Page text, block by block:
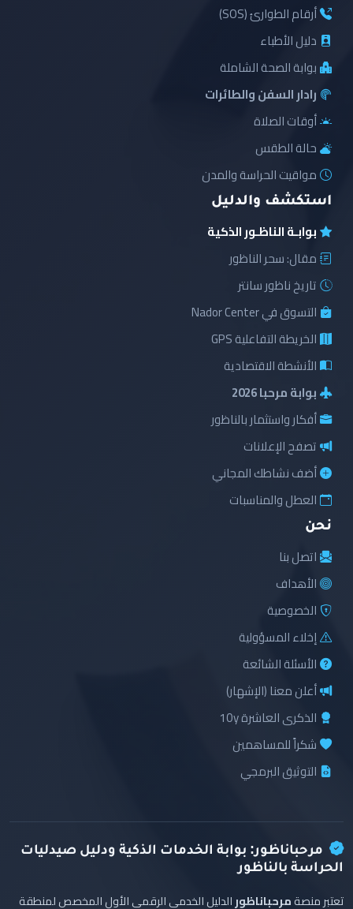
أرقام الطوارئ (SOS)
دليل الأطباء
بوابة الصحة الشاملة
رادار السفن والطائرات
أوقات الصلاة
حالة الطقس
مواقيت الحراسة والمدن
استكشف والدليل
بوابـة الناظـور الذكية
مقال: سحر الناظور
تاريخ ناظور سانتر
التسوق في Nador Center
الخريطة التفاعلية GPS
الأنشطة الاقتصادية
بوابة مرحبا 2026
أفكار واستثمار بالناظور
تصفح الإعلانات
أضف نشاطك المجاني
العطل والمناسبات
نحن
اتصل بنا
الأهداف
الخصوصية
إخلاء المسؤولية
الأسئلة الشائعة
أعلن معنا (الإشهار)
الذكرى العاشرة 10y
شكراً للمساهمين
التوثيق البرمجي
مرحباناظور: بوابة الخدمات الذكية ودليل صيدليات
الحراسة بالناظور
تعتبر منصةمرحباناظورالدليل الخدمي الرقمي الأول المخصص لمنطقة